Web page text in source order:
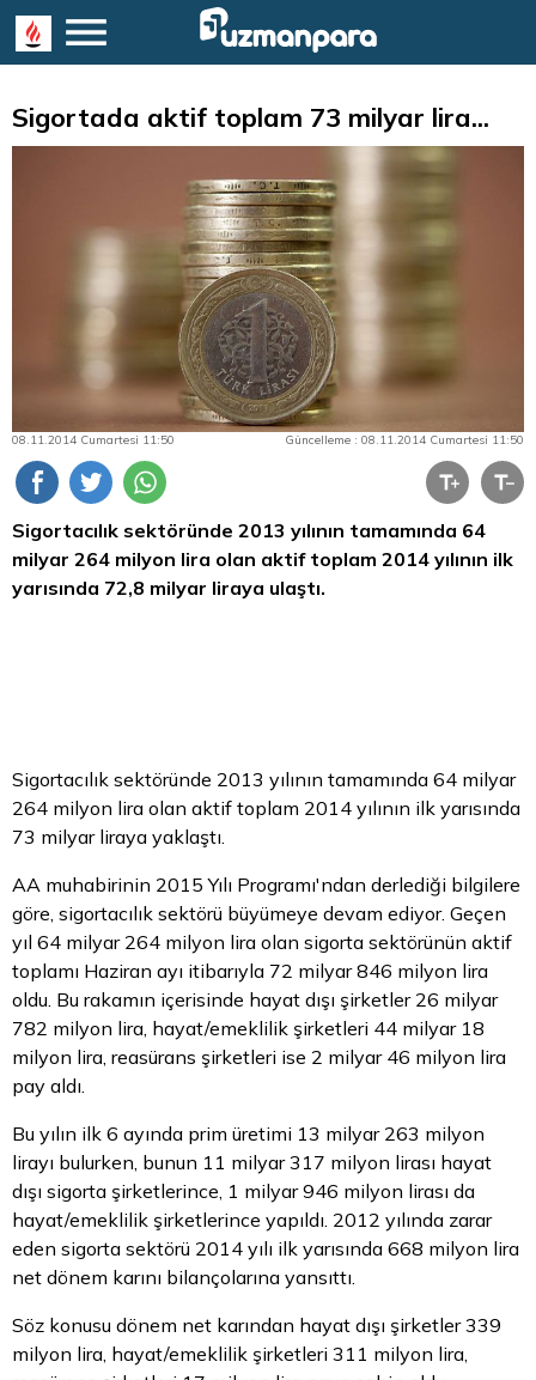
Sigortada aktif toplam 73 milyar lira...
08.11.2014 Cumartesi 11:50 Güncelleme : 08.11.2014 Cumartesi 11:50
Sigortacılık sektöründe 2013 yılının tamamında 64
milyar 264 milyon lira olan aktif toplam 2014 yılının ilk
yarısında 72,8 milyar liraya ulaştı.
Sigortacılık sektöründe 2013 yılının tamamında 64 milyar
264 milyon lira olan aktif toplam 2014 yılının ilk yarısında
73 milyar liraya yaklaştı.
AA muhabirinin 2015 Yılı Programı'ndan derlediği bilgilere
göre, sigortacılık sektörü büyümeye devam ediyor. Geçen
yıl 64 milyar 264 milyon lira olan sigorta sektörünün aktif
toplamı Haziran ayı itibarıyla 72 milyar 846 milyon lira
oldu. Bu rakamın içerisinde hayat dışı şirketler 26 milyar
782 milyon lira, hayat/emeklilik şirketleri 44 milyar 18
milyon lira, reasürans şirketleri ise 2 milyar 46 milyon lira
pay aldı.
Bu yılın ilk 6 ayında prim üretimi 13 milyar 263 milyon
lirayı bulurken, bunun 11 milyar 317 milyon lirası hayat
dışı sigorta şirketlerince, 1 milyar 946 milyon lirası da
hayat/emeklilik şirketlerince yapıldı. 2012 yılında zarar
eden sigorta sektörü 2014 yılı ilk yarısında 668 milyon lira
net dönem karını bilançolarına yansıttı.
Söz konusu dönem net karından hayat dışı şirketler 339
milyon lira, hayat/emeklilik şirketleri 311 milyon lira,